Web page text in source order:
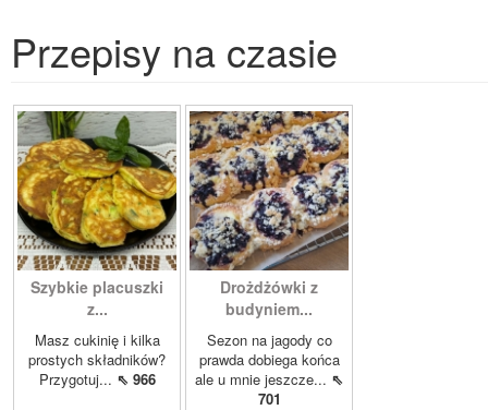
Przepisy na czasie
Szybkie placuszki
z...
Masz cukinię i kilka
prostych składników?
Przygotuj... ⇖ 966
Drożdżówki z
budyniem...
Sezon na jagody co
prawda dobiega końca
ale u mnie jeszcze... ⇖
701